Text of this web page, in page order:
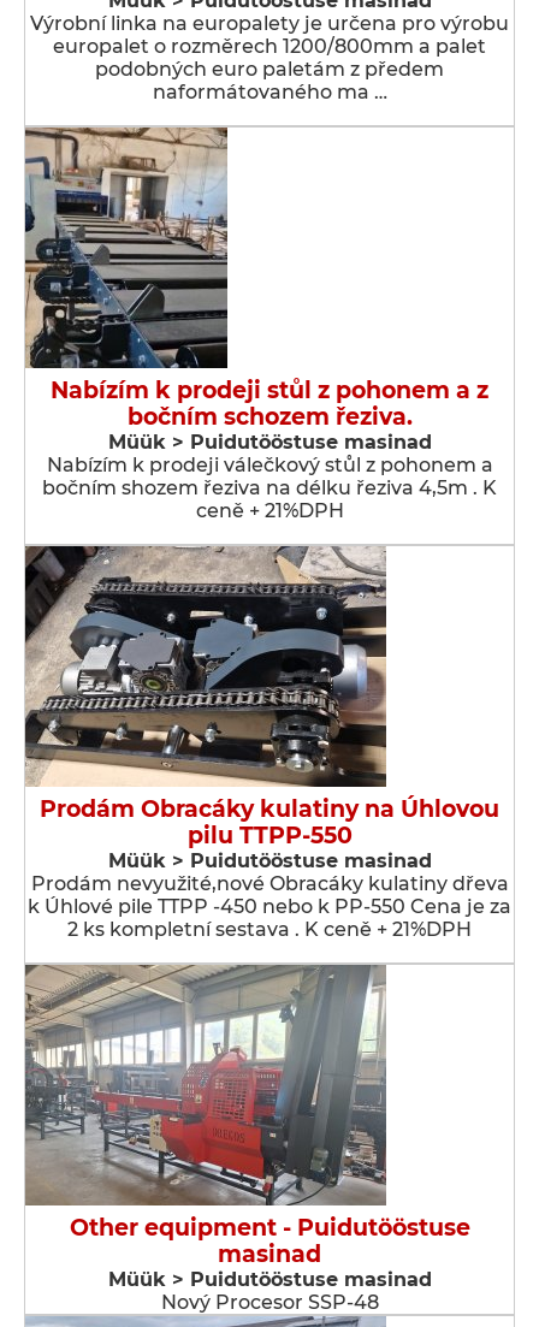
Výrobní linka na europalety je určena pro výrobu
europalet o rozměrech 1200/800mm a palet
podobných euro paletám z předem
naformátovaného ma …
Nabízím k prodeji stůl z pohonem a z
bočním schozem řeziva.
Müük > Puidutööstuse masinad
Nabízím k prodeji válečkový stůl z pohonem a
bočním shozem řeziva na délku řeziva 4,5m . K
ceně + 21%DPH
Prodám Obracáky kulatiny na Úhlovou
pilu TTPP-550
Müük > Puidutööstuse masinad
Prodám nevyužité,nové Obracáky kulatiny dřeva
k Úhlové pile TTPP -450 nebo k PP-550 Cena je za
2 ks kompletní sestava . K ceně + 21%DPH
Other equipment - Puidutööstuse
masinad
Müük > Puidutööstuse masinad
Nový Procesor SSP-48